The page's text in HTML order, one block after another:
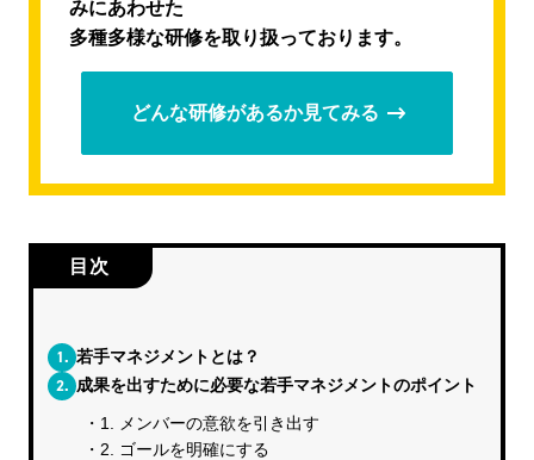
みにあわせた
多種多様な研修を取り扱っております。
どんな研修があるか見てみる
目次
1. 若手マネジメントとは？
2. 成果を出すために必要な若手マネジメントのポイント
1. メンバーの意欲を引き出す
2. ゴールを明確にする